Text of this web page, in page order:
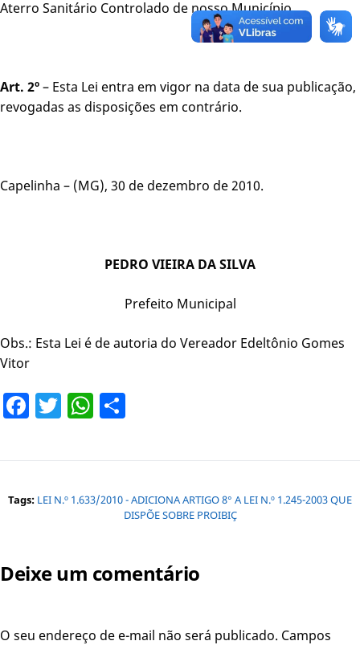
Aterro Sanitário Controlado de nosso Município.
Art. 2º– Esta Lei entra em vigor na data de sua publicação,
revogadas as disposições em contrário.
Capelinha – (MG), 30 de dezembro de 2010.
PEDRO VIEIRA DA SILVA
Prefeito Municipal
Obs.: Esta Lei é de autoria do Vereador Edeltônio Gomes
Vitor
Facebook
TwitterWhatsApp
Tags: LEI N.º 1.633/2010 - ADICIONA ARTIGO 8° A LEI N.º 1.245-2003 QUE
DISPÕE SOBRE PROIBIÇ
Deixe um comentário
O seu endereço de e-mail não será publicado. Campos